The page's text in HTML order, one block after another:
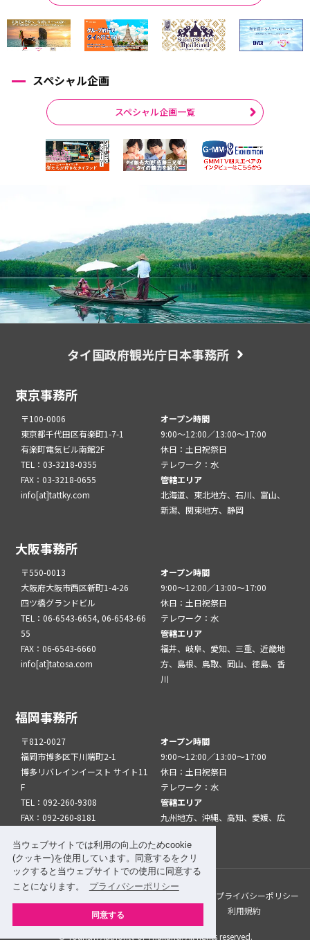
当ウェブサイトでは利用の向上のためcookie
(クッキー)を使用しています。同意するをクリ
ックすると当ウェブサイトでの使用に同意する
ことになります。
プライバシーポリシー
同意する
スペシャル企画
スペシャル企画一覧
タイ国政府観光庁日本事務所
東京事務所
〒100-0006
東京都千代田区有楽町1-7-1
有楽町電気ビル南館2F
TEL：03-3218-0355
FAX：03-3218-0655
info[at]tattky.com
オープン時間
9:00～12:00／13:00～17:00
休日：土日祝祭日
テレワーク：水
管轄エリア
北海道、東北地方、石川、富山、
新潟、関東地方、静岡
大阪事務所
〒550-0013
大阪府大阪市西区新町1-4-26
四ツ橋グランドビル
TEL：06-6543-6654, 06-6543-66
55
FAX：06-6543-6660
info[at]tatosa.com
オープン時間
9:00～12:00／13:00～17:00
休日：土日祝祭日
テレワーク：水
管轄エリア
福井、岐阜、愛知、三重、近畿地
方、島根、鳥取、岡山、徳島、香
川
福岡事務所
〒812-0027
福岡市博多区下川端町2-1
博多リバレインイースト サイト11
F
TEL：092-260-9308
FAX：092-260-8181
オープン時間
9:00～12:00／13:00～17:00
休日：土日祝祭日
テレワーク：水
管轄エリア
九州地方、沖縄、高知、愛媛、広
このサイトについて
プライバシーポリシー
サイトマップ
関係機関・団体について 利用規約
© Tourism Authority of Thailand. All rights reserved.